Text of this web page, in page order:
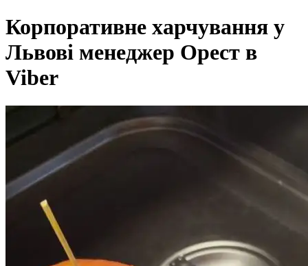
Корпоративне харчування у
Львові менеджер Орест в
Viber